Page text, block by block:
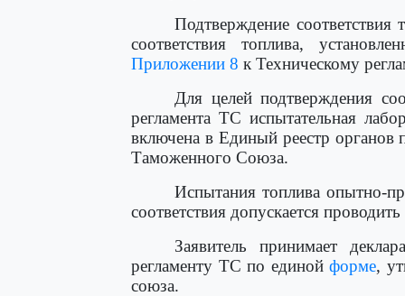
Подтверждение соответствия
соответствия топлива,
Приложении 8 к Техническому
Для целей подтверждения
регламента ТС испытательная
включена в Единый реестр органов
Таможенного Союза.
Испытания топлива опытно-
соответствия допускается
Заявитель принимает
регламенту ТС по единой форме,
союза.